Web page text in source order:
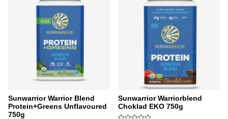
Sunwarrior Warrior Blend
Protein+Greens Unflavoured
750g
Sunwarrior Warriorblend
Choklad EKO 750g